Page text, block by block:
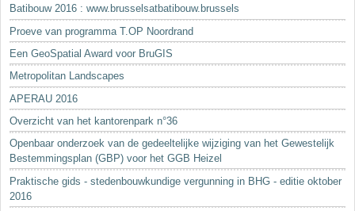
Batibouw 2016 : www.brusselsatbatibouw.brussels
Proeve van programma T.OP Noordrand
Een GeoSpatial Award voor BruGIS
Metropolitan Landscapes
APERAU 2016
Overzicht van het kantorenpark n°36
Openbaar onderzoek van de gedeeltelijke wijziging van het Gewestelijk
Bestemmingsplan (GBP) voor het GGB Heizel
Praktische gids - stedenbouwkundige vergunning in BHG - editie oktober
2016